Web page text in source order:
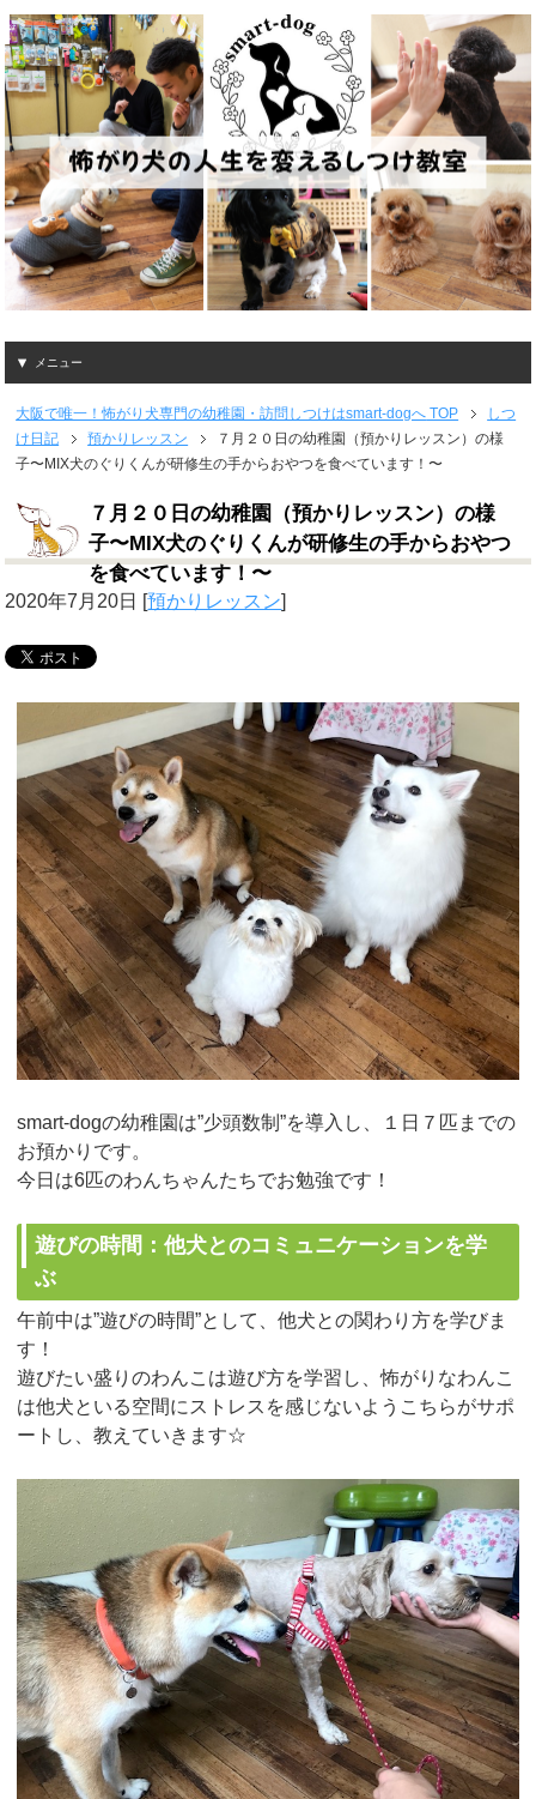
メニュー
大阪で唯一！怖がり犬専門の幼稚園・訪問しつけはsmart-dogへ TOP
しつ
け日記
預かりレッスン
７月２０日の幼稚園（預かりレッスン）の様
子〜MIX犬のぐりくんが研修生の手からおやつを食べています！〜
７月２０日の幼稚園（預かりレッスン）の様
子〜MIX犬のぐりくんが研修生の手からおやつ
を食べています！〜
2020年7月20日 [預かりレッスン
smart-dogの幼稚園は”少頭数制”を導入し、１日７匹までの
お預かりです。
今日は6匹のわんちゃんたちでお勉強です！
遊びの時間：他犬とのコミュニケーションを学
ぶ
午前中は”遊びの時間”として、他犬との関わり方を学びま
す！
遊びたい盛りのわんこは遊び方を学習し、怖がりなわんこ
は他犬といる空間にストレスを感じないようこちらがサポ
ートし、教えていきます☆